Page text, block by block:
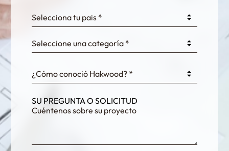
fKG333tDPmDdJm8
Selecciona tu pais *
Seleccione una categoría *
¿Cómo conoció Hakwood? *
SU PREGUNTA O SOLICITUD